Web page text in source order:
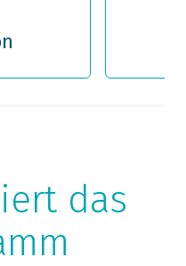
das